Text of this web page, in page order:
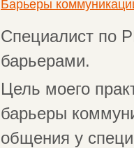
Барьеры
Специалист по
барьерами.
Цель моего
барьеры
общения у